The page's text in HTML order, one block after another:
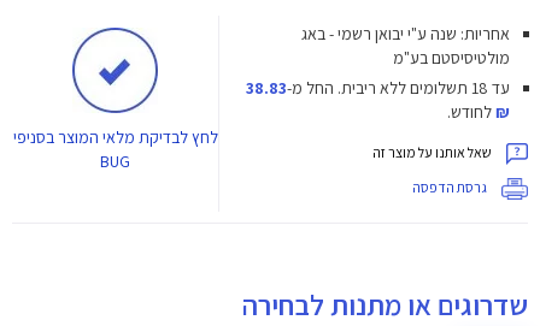
אחריות: שנה ע"י יבואן רשמי - באג
מולטיסיסטם בע"מ
עד 18 תשלומים ללא ריבית.
החל מ-38.83
₪לחודש.
שאל אותנו על מוצר זה
גרסת הדפסה
לחץלבדיקת מלאי המוצר בסניפי
BUG
שדרוגים או מתנות לבחירה